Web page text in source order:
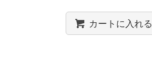
カートに入れる